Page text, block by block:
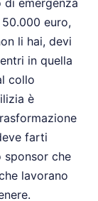
emergenza
euro,
li hai, devi
in quella
collo
è
farti
sponsor che
lavorano